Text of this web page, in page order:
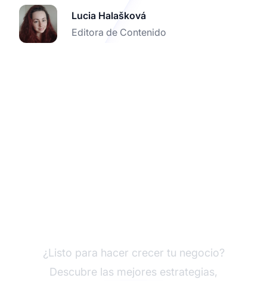
Lucia Halašková
Editora de Contenido
¿Listo para hacer crecer tu negocio?
Descubre las mejores estrategias,